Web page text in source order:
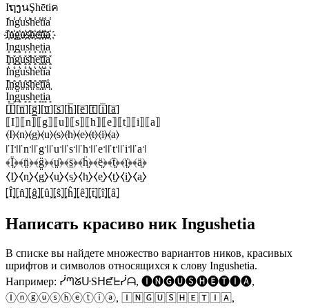
IຖງนŞhētiค
I̾n̾g̾u̾s̾h̾e̾t̾i̾a̾
I҉n҉g҉u҉s҉h҉e҉t҉i҉a҉
I͎n͎g͎u͎s͎h͎e͎t͎i͎a͎
I͓̽n͓̽g͓̽u͓̽s͓̽h͓̽e͓̽t͓̽i͓̽a͓̽
I͛n͛g͛u͛s͛h͛e͛t͛i͛a͛
I̤̊n̤̊g̤̊ṳ̊s̤̊h̤̊e̤̊t̤̊i̤̊å̤
I͙n͙g͙u͙s͙h͙e͙t͙i͙a͙
[I̲̅][n̲̅][g̲̅][u̲̅][s̲̅][h̲̅][e̲̅][t̲̅][i̲̅][a̲̅]
⟦I⟧⟦n⟧⟦g⟧⟦u⟧⟦s⟧⟦h⟧⟦e⟧⟦t⟧⟦i⟧⟦a⟧
⦑I⦒⦑n⦒⦑g⦒⦑u⦒⦑s⦒⦑h⦒⦑e⦒⦑t⦒⦑i⦒⦑a⦒
꜍I꜉꜍n꜉꜍g꜉꜍u꜉꜍s꜉꜍h꜉꜍e꜉꜍t꜉꜍i꜉꜍a꜉
﴾Ï̤﴿﴾n̤̈﴿﴾g̤̈﴿﴾ṳ̈﴿﴾s̤̈﴿﴾ḧ̤﴿﴾ë̤﴿﴾ẗ̤﴿﴾ï̤﴿﴾ä̤﴿
⧼I̼⧽⧼n̼⧽⧼g̼⧽⧼u̼⧽⧼s̼⧽⧼h̼⧽⧼e̼⧽⧼t̼⧽⧼i̼⧽⧼a̼⧽
⦏Î⦎⦏n̂⦎⦏ĝ⦎⦏û⦎⦏ŝ⦎⦏ĥ⦎⦏ê⦎⦏t̂⦎⦏î⦎⦏â⦎
Написать красиво ник Ingushetia
В списке вы найдете множество вариантов ников, красивых
шрифтов и символов относящихся к слову Ingushetia.
Например: ᓰᘉᘜᑘSᕼᘿᖶᓰᗩ, 🅘🅝🅖🅤🅢🅗🅔🅣🅘🅐,
Ⓘⓝⓖⓤⓢⓗⓔⓣⓘⓐ, 🄸🄽🄶🅄🅂🄷🄴🅃🄸🄰,